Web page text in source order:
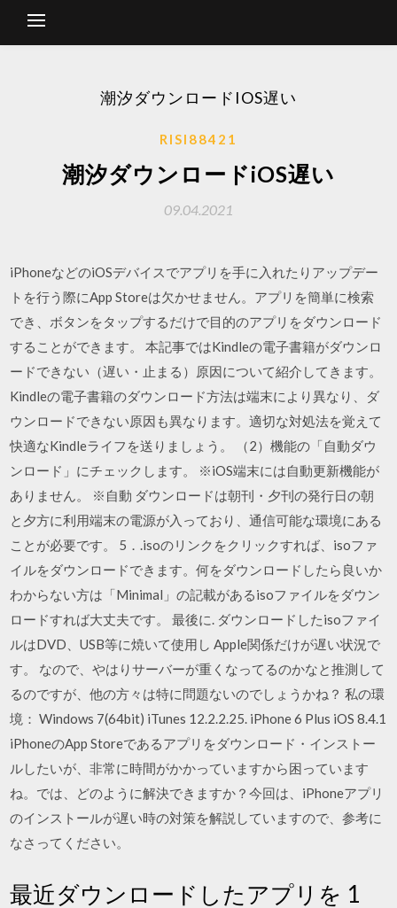
潮汐ダウンロードIOS遅い
RISI88421
潮汐ダウンロードiOS遅い
09.04.2021
iPhoneなどのiOSデバイスでアプリを手に入れたりアップデー
トを行う際にApp Storeは欠かせません。アプリを簡単に検索
でき、ボタンをタップするだけで目的のアプリをダウンロード
することができます。 本記事ではKindleの電子書籍がダウンロ
ードできない（遅い・止まる）原因について紹介してきます。
Kindleの電子書籍のダウンロード方法は端末により異なり、ダ
ウンロードできない原因も異なります。適切な対処法を覚えて
快適なKindleライフを送りましょう。 （2）機能の「自動ダウ
ンロード」にチェックします。 ※iOS端末には自動更新機能が
ありません。 ※自動 ダウンロードは朝刊・夕刊の発行日の朝
と夕方に利用端末の電源が入っており、通信可能な環境にある
ことが必要です。 5．.isoのリンクをクリックすれば、isoファ
イルをダウンロードできます。何をダウンロードしたら良いか
わからない方は「Minimal」の記載があるisoファイルをダウン
ロードすれば大丈夫です。 最後に. ダウンロードしたisoファイ
ルはDVD、USB等に焼いて使用し Apple関係だけが遅い状況で
す。 なので、やはりサーバーが重くなってるのかなと推測して
るのですが、他の方々は特に問題ないのでしょうかね？ 私の環
境： Windows 7(64bit) iTunes 12.2.2.25. iPhone 6 Plus iOS 8.4.1
iPhoneのApp Storeであるアプリをダウンロード・インストー
ルしたいが、非常に時間がかかっていますから困っています
ね。では、どのように解決できますか？今回は、iPhoneアプリ
のインストールが遅い時の対策を解説していますので、参考に
なさってください。
最近ダウンロードしたアプリを 1